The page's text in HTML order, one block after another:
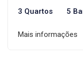
3 Quartos 5
Mais informações